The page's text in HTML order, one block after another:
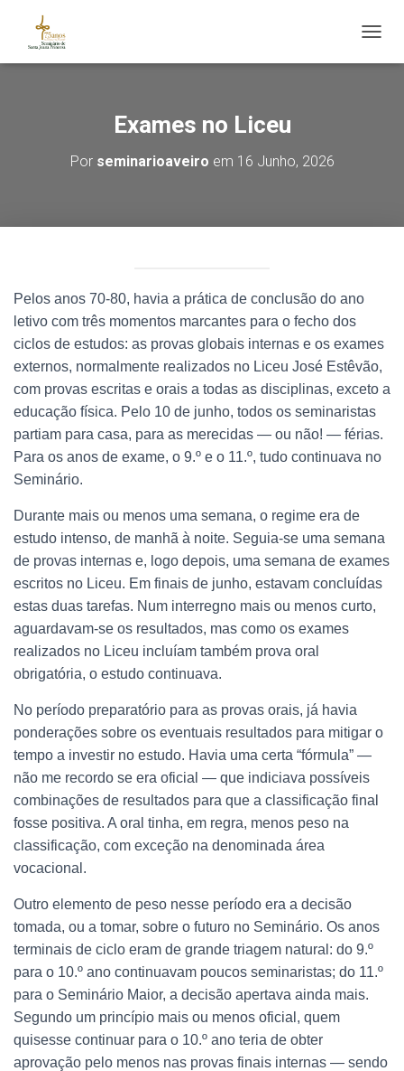
Exames no Liceu
Por seminarioaveiro em 16 Junho, 2026
Pelos anos 70-80, havia a prática de conclusão do ano
letivo com três momentos marcantes para o fecho dos
ciclos de estudos: as provas globais internas e os exames
externos, normalmente realizados no Liceu José Estêvão,
com provas escritas e orais a todas as disciplinas, exceto a
educação física. Pelo 10 de junho, todos os seminaristas
partiam para casa, para as merecidas — ou não! — férias.
Para os anos de exame, o 9.º e o 11.º, tudo continuava no
Seminário.
Durante mais ou menos uma semana, o regime era de
estudo intenso, de manhã à noite. Seguia-se uma semana
de provas internas e, logo depois, uma semana de exames
escritos no Liceu. Em finais de junho, estavam concluídas
estas duas tarefas. Num interregno mais ou menos curto,
aguardavam-se os resultados, mas como os exames
realizados no Liceu incluíam também prova oral
obrigatória, o estudo continuava.
No período preparatório para as provas orais, já havia
ponderações sobre os eventuais resultados para mitigar o
tempo a investir no estudo. Havia uma certa “fórmula” —
não me recordo se era oficial — que indiciava possíveis
combinações de resultados para que a classificação final
fosse positiva. A oral tinha, em regra, menos peso na
classificação, com exceção na denominada área
vocacional.
Outro elemento de peso nesse período era a decisão
tomada, ou a tomar, sobre o futuro no Seminário. Os anos
terminais de ciclo eram de grande triagem natural: do 9.º
para o 10.º ano continuavam poucos seminaristas; do 11.º
para o Seminário Maior, a decisão apertava ainda mais.
Segundo um princípio mais ou menos oficial, quem
quisesse continuar para o 10.º ano teria de obter
aprovação pelo menos nas provas finais internas — sendo